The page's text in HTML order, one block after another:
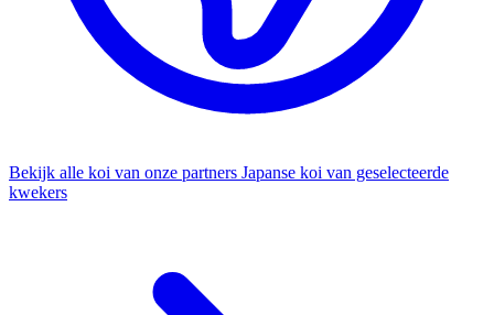
Bekijk alle koi van onze partners Japanse koi van geselecteerde
kwekers